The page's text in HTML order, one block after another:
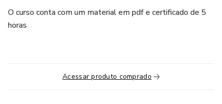
O curso conta com um material em pdf e certificado de 5
horas
Acessar produto comprado